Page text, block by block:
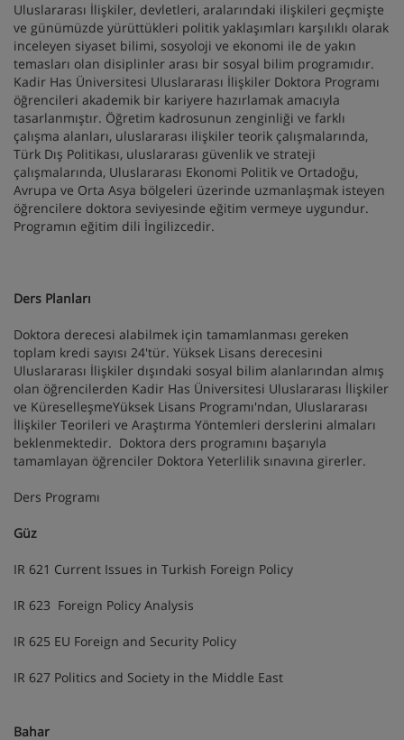
Uluslararası İlişkiler, devletleri, aralarındaki ilişkileri geçmişte
ve günümüzde yürüttükleri politik yaklaşımları karşılıklı olarak
inceleyen siyaset bilimi, sosyoloji ve ekonomi ile de yakın
temasları olan disiplinler arası bir sosyal bilim programıdır.
Kadir Has Üniversitesi Uluslararası İlişkiler Doktora Programı
öğrencileri akademik bir kariyere hazırlamak amacıyla
tasarlanmıştır. Öğretim kadrosunun zenginliği ve farklı
çalışma alanları, uluslararası ilişkiler teorik çalışmalarında,
Türk Dış Politikası, uluslararası güvenlik ve strateji
çalışmalarında, Uluslararası Ekonomi Politik ve Ortadoğu,
Avrupa ve Orta Asya bölgeleri üzerinde uzmanlaşmak isteyen
öğrencilere doktora seviyesinde eğitim vermeye uygundur.
Programın eğitim dili İngilizcedir.
Ders Planları
Doktora derecesi alabilmek için tamamlanması gereken
toplam kredi sayısı 24'tür. Yüksek Lisans derecesini
Uluslararası İlişkiler dışındaki sosyal bilim alanlarından almış
olan öğrencilerden Kadir Has Üniversitesi Uluslararası İlişkiler
ve KüreselleşmeYüksek Lisans Programı'ndan, Uluslararası
İlişkiler Teorileri ve Araştırma Yöntemleri derslerini almaları
beklenmektedir. Doktora ders programını başarıyla
tamamlayan öğrenciler Doktora Yeterlilik sınavına girerler.
Ders Programı
Güz
IR 621 Current Issues in Turkish Foreign Policy
IR 623 Foreign Policy Analysis
IR 625 EU Foreign and Security Policy
IR 627 Politics and Society in the Middle East
Bahar